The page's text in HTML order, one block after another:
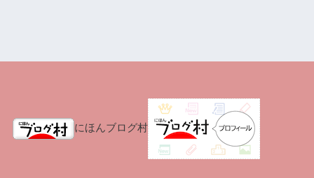
にほんブログ村